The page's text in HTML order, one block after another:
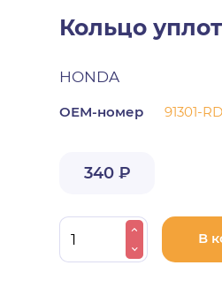
Кольцо
HONDA
ОЕМ-номер 91301-
340 ₽
В